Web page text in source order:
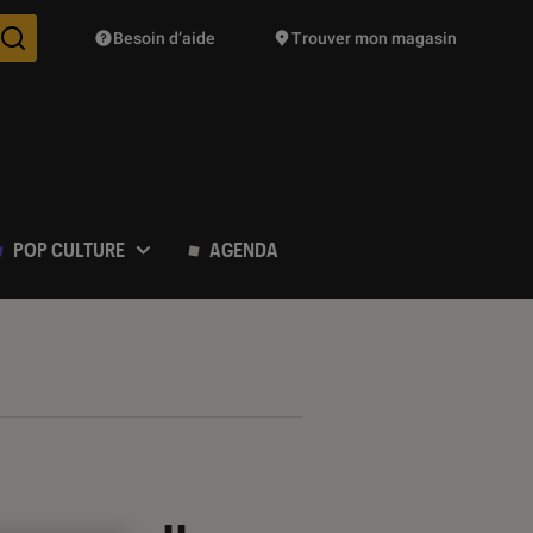
Des suggestions de produits vont vous être proposées
Besoin d’aide Trouver mon magasin
POP CULTURE AGENDA